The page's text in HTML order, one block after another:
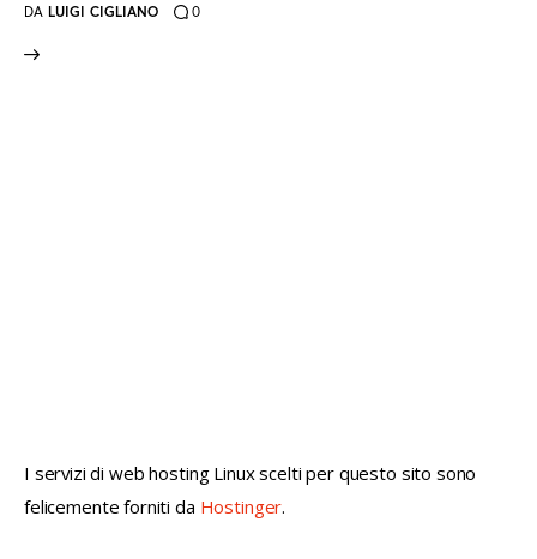
DA LUIGI CIGLIANO 0
I servizi di web hosting Linux scelti per questo sito sono
felicemente forniti da Hostinger.